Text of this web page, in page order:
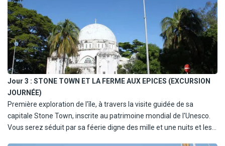
Jour 3 : STONE TOWN ET LA FERME AUX EPICES (EXCURSION
JOURNÉE)
Première exploration de l'île, à travers la visite guidée de sa
capitale Stone Town, inscrite au patrimoine mondial de l'Unesco.
Vous serez séduit par sa féerie digne des mille et une nuits et les